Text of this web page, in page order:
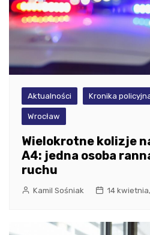
Aktualności Kronika
Wrocław
Wielokrotne kolizje
A4: jedna osoba
ruchu
Kamil Sośniak 14